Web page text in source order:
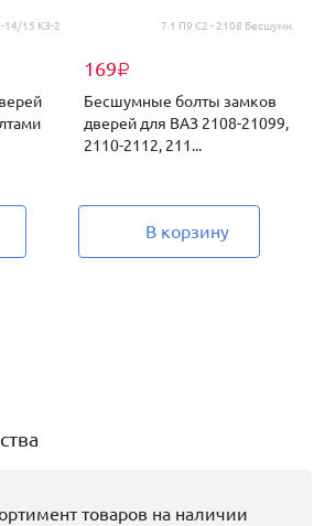
14/15 КЗ-2 7.1 П9 С2 - 2108 Бесшумн.
169₽
Бесшумные болты замков
дверей для ВАЗ 2108-21099,
2110-2112, 211...
В корзину
товаров на наличии